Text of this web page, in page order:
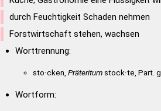
durch Feuchtigkeit Schaden nehmen
Forstwirtschaft stehen, wachsen
Worttrennung:
sto·cken, Präteritumstock·te, Part.
Wortform: